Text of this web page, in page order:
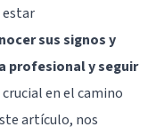
estar
sus signos y
profesional y seguir
crucial en el camino
artículo, nos